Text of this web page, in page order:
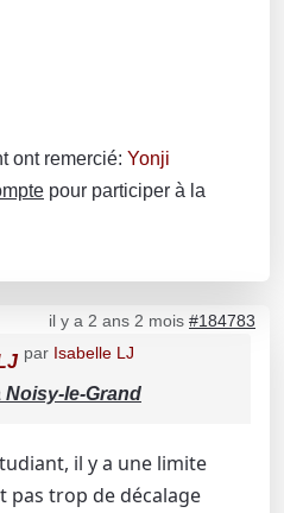
ont remercié: Yonji
pour participer à la
il y a 2 ans 2 mois #184783
par Isabelle LJ
Noisy-le-Grand
il y a une limite
pas trop de décalage